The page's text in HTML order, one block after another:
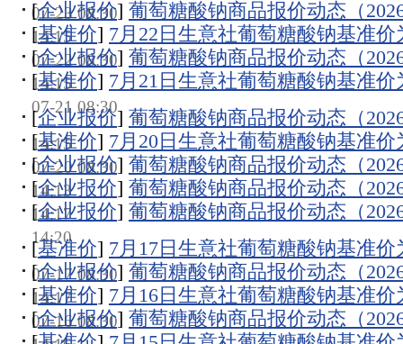
07-23 08:30
[企业报价] 葡萄糖酸钠商品报价动态（
14:15
[基准价] 7月22日生意社葡萄糖酸钠基准价
07-22 08:30
[企业报价] 葡萄糖酸钠商品报价动态（
14:15
[基准价] 7月21日生意社葡萄糖酸钠基准价
07-21 08:30
[企业报价] 葡萄糖酸钠商品报价动态（
14:15
[基准价] 7月20日生意社葡萄糖酸钠基准价
07-20 08:30
[企业报价] 葡萄糖酸钠商品报价动态（
14:13
[企业报价] 葡萄糖酸钠商品报价动态（
14:17
[企业报价] 葡萄糖酸钠商品报价动态（
14:20
[基准价] 7月17日生意社葡萄糖酸钠基准价
07-17 08:30
[企业报价] 葡萄糖酸钠商品报价动态（
14:17
[基准价] 7月16日生意社葡萄糖酸钠基准价
07-16 08:30
[企业报价] 葡萄糖酸钠商品报价动态（